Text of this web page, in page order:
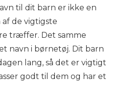
til dit barn er ikke en
af de vigtigste
træffer. Det samme
navn i børnetøj. Dit barn
lang, så det er vigtigt
godt til dem og har et